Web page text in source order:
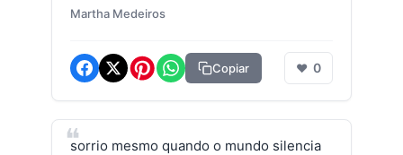
Martha Medeiros
Copiar ❤ 0
sorrio mesmo quando o mundo silencia